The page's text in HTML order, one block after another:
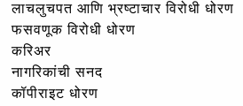
लाचलुचपत आणि भ्रष्टाचार विरोधी धोरण
फसवणूक विरोधी धोरण
करिअर
नागरिकांची सनद
कॉपीराइट धोरण